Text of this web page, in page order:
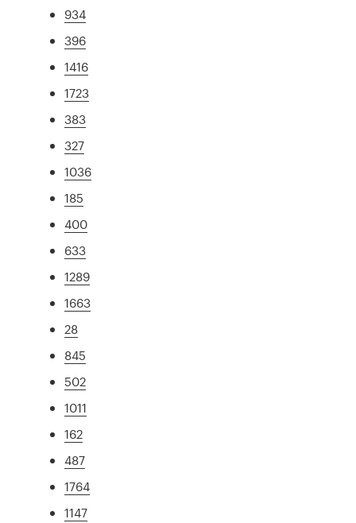
934
396
1416
1723
383
327
1036
185
400
633
1289
1663
28
845
502
1011
162
487
1764
1147